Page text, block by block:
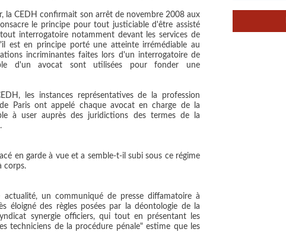
la CEDH confirmait son arrêt de novembre 2008 aux
le principe pour tout justiciable d'être assisté
interrogatoire notamment devant les services de
est en principe porté une atteinte irrémédiable au
incriminantes faites lors d'un interrogatoire de
d'un avocat sont utilisées pour fonder une
les instances représentatives de la profession
Paris ont appelé chaque avocat en charge de la
à user auprès des juridictions des termes de la
en garde à vue et a semble-t-il subi sous ce régime
corps.
un communiqué de presse diffamatoire à
éloigné des règles posées par la déontologie de la
synergie officiers, qui tout en présentant les
techniciens de la procédure pénale" estime que les